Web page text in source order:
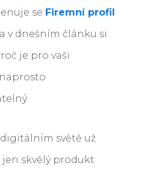
se Firemní profil
a v dnešním článku si
je pro vaši
světě už
skvělý produkt